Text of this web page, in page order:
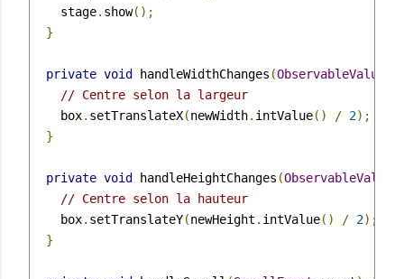
    stage
. show();
}
private void handleWidthChanges (ObservableValue
// Centre selon la largeur
    box
. setTranslateX(newWidth. intValue() / 2);
}
private void handleHeightChanges (ObservableValue
// Centre selon la hauteur
    box
. setTranslateY(newHeight . intValue() / 2);
}